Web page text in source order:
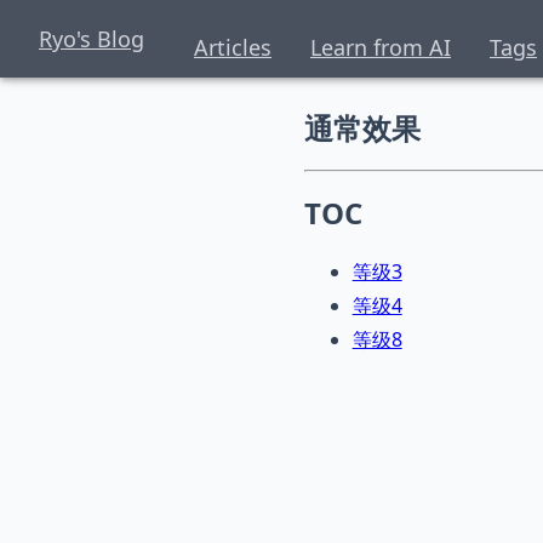
Ryo's Blog Articles Learn from AI Tags
通常效果
TOC
等级3
等级4
等级8